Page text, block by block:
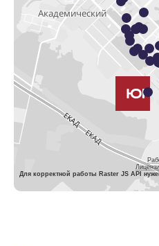
Для корректной работы Raster JS API